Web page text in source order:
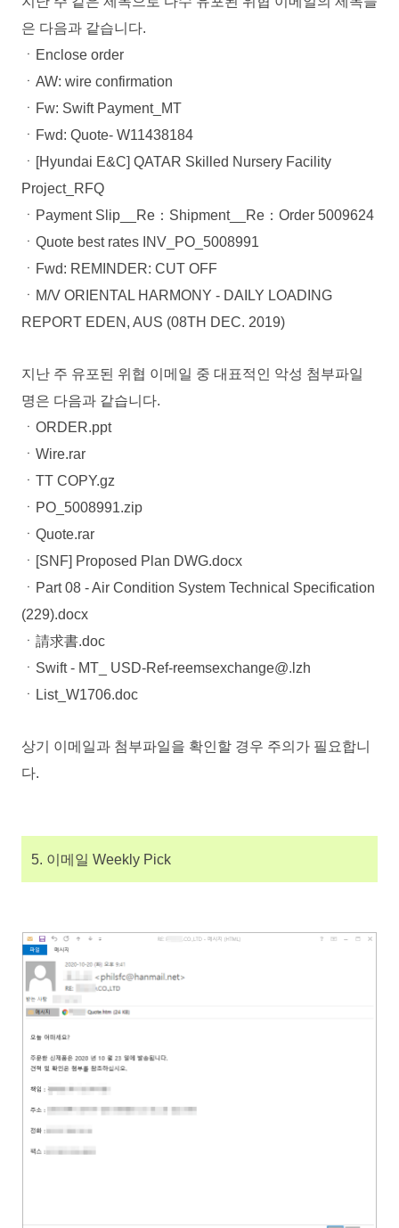
은 다음과 같습니다.
ㆍEnclose order
ㆍAW: wire confirmation
ㆍFw: Swift Payment_MT
ㆍFwd: Quote- W11438184
ㆍ[Hyundai E&C] QATAR Skilled Nursery Facility
Project_RFQ
ㆍPayment Slip__Re：Shipment__Re：Order 5009624
ㆍQuote best rates INV_PO_5008991
ㆍFwd: REMINDER: CUT OFF
ㆍM/V ORIENTAL HARMONY - DAILY LOADING
REPORT EDEN, AUS (08TH DEC. 2019)
지난 주 유포된 위협 이메일 중 대표적인 악성 첨부파일
명은 다음과 같습니다.
ㆍORDER.ppt
ㆍWire.rar
ㆍTT COPY.gz
ㆍPO_5008991.zip
ㆍQuote.rar
ㆍ[SNF] Proposed Plan DWG.docx
ㆍPart 08 - Air Condition System Technical Specification
(229).docx
ㆍ請求書.doc
ㆍSwift - MT_ USD-Ref-reemsexchange@.lzh
ㆍList_W1706.doc
상기 이메일과 첨부파일을 확인할 경우 주의가 필요합니
다.
5. 이메일 Weekly Pick